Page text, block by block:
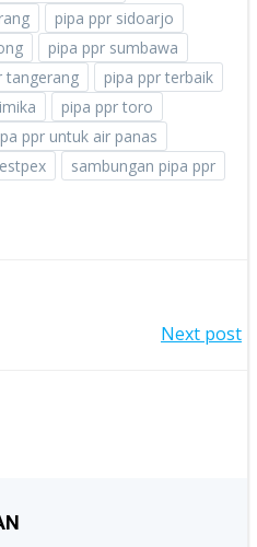
pipa ppr sidoarjo
pipa ppr sumbawa
tangerang
pipa ppr terbaik
pipa ppr toro
ppr untuk air panas
sambungan pipa ppr
Next post